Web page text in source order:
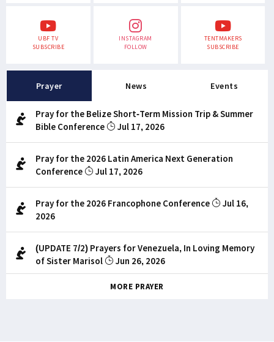
UBF TV
SUBSCRIBE
INSTAGRAM
FOLLOW
TENTMAKERS
SUBSCRIBE
Prayer News Events
Pray for the Belize Short-Term Mission Trip & Summer
Bible Conference
Jul 17, 2026
Pray for the 2026 Latin America Next Generation
Conference
Jul 17, 2026
Pray for the 2026 Francophone Conference
Jul 16,
2026
(UPDATE 7/2) Prayers for Venezuela, In Loving Memory
of Sister Marisol
Jun 26, 2026
MORE PRAYER